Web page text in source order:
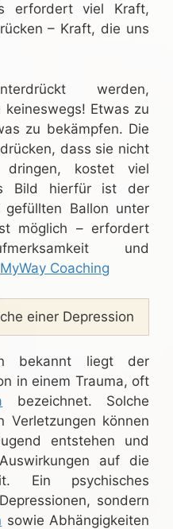
erfordert viel Kraft,
– Kraft, die uns
werden,
Etwas zu
zu bekämpfen. Die
dass sie nicht
dringen, kostet viel
Bild hierfür ist der
Ballon unter
möglich – erfordert
und
MyWay Coaching
einer Depression
bekannt liegt der
in einem Trauma, oft
bezeichnet. Solche
Verletzungen können
entstehen und
auf die
Ein psychisches
sondern
sowie Abhängigkeiten